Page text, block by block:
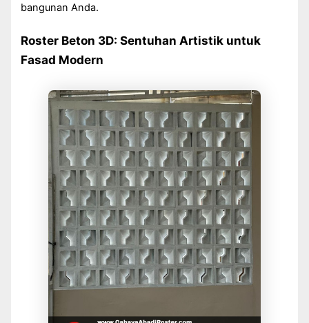
bangunan Anda.
Roster Beton 3D: Sentuhan Artistik untuk
Fasad Modern